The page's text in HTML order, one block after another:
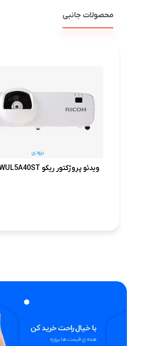
محصولات جانبی
ویدئو پروژکتور ریکو Ricoh WUL5A40ST
بزودی